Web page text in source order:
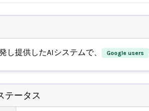
し提供したAIシステムで、 Google users
テータス